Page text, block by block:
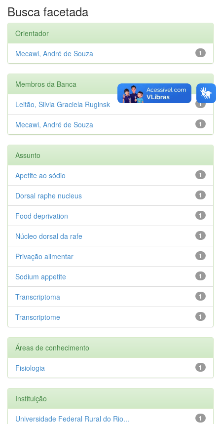
Busca facetada
Orientador
1
Mecawi, André de Souza
Membros da Banca
1
Leitão, Silvia Graciela Ruginsk
1
Mecawi, André de Souza
Assunto
1
Apetite ao sódio
1
Dorsal raphe nucleus
1
Food deprivation
1
Núcleo dorsal da rafe
1
Privação alimentar
1
Sodium appetite
1
Transcriptoma
1
Transcriptome
Áreas de conhecimento
1
Fisiologia
Instituição
1
Universidade Federal Rural do Rio...